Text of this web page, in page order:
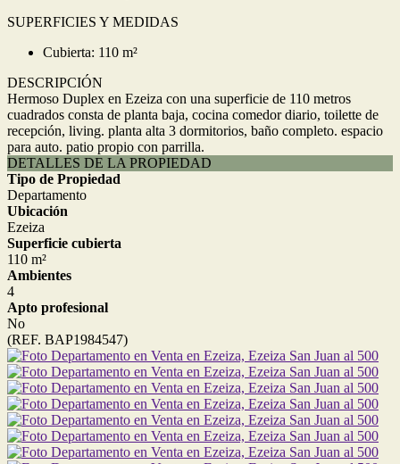
SUPERFICIES Y MEDIDAS
Cubierta: 110 m²
DESCRIPCIÓN
Hermoso Duplex en Ezeiza con una superficie de 110 metros
cuadrados consta de planta baja, cocina comedor diario, toilette de
recepción, living. planta alta 3 dormitorios, baño completo. espacio
para auto. patio propio con parrilla.
DETALLES DE LA PROPIEDAD
Tipo de Propiedad
Departamento
Ubicación
Ezeiza
Superficie cubierta
110 m²
Ambientes
4
Apto profesional
No
(REF. BAP1984547)